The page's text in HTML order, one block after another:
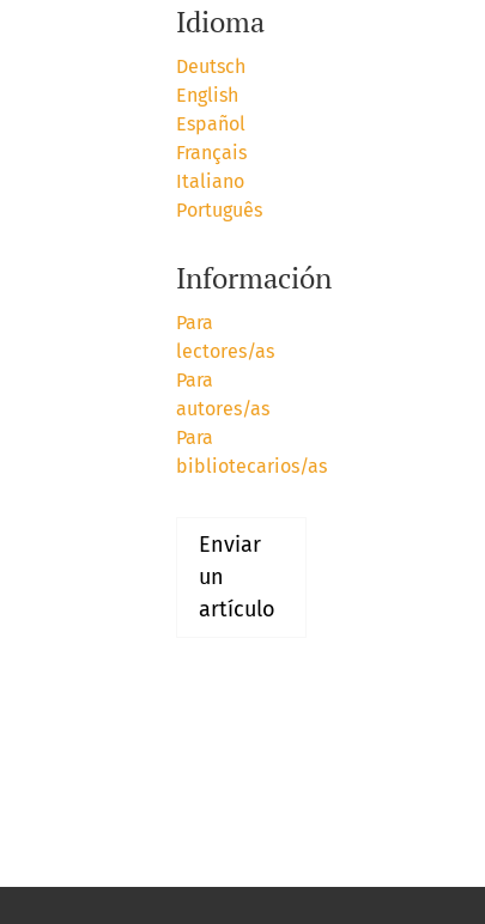
Idioma
Deutsch
English
Español
Français
Italiano
Português
Información
Para
lectores/as
Para
autores/as
Para
bibliotecarios/as
Enviar
un
artículo